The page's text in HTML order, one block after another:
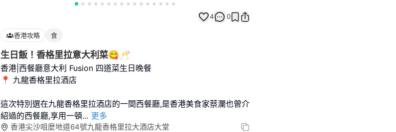
4 0
香港攻略 食
生日飯！香格里拉意大利菜😋🥂
香港|西餐廳意大利 Fusion 四道菜生日晚餐
📍 九龍香格里拉酒店
這次特別選在九龍香格里拉酒店的一間西餐廳,是香港美食家蔡瀾也曾介
紹過的西餐廳,享用一頓... 更多
香港尖沙咀麼地道64號九龍香格里拉大酒店大堂